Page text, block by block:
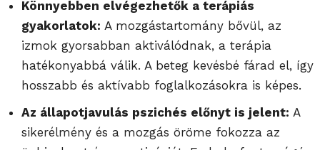
Könnyebben elvégezhetők a terápiás
gyakorlatok: A mozgástartomány bővül, az
izmok gyorsabban aktiválódnak, a terápia
hatékonyabbá válik. A beteg kevésbé fárad el, így
hosszabb és aktívabb foglalkozásokra is képes.
Az állapotjavulás pszichés előnyt is jelent: A
sikerélmény és a mozgás öröme fokozza az